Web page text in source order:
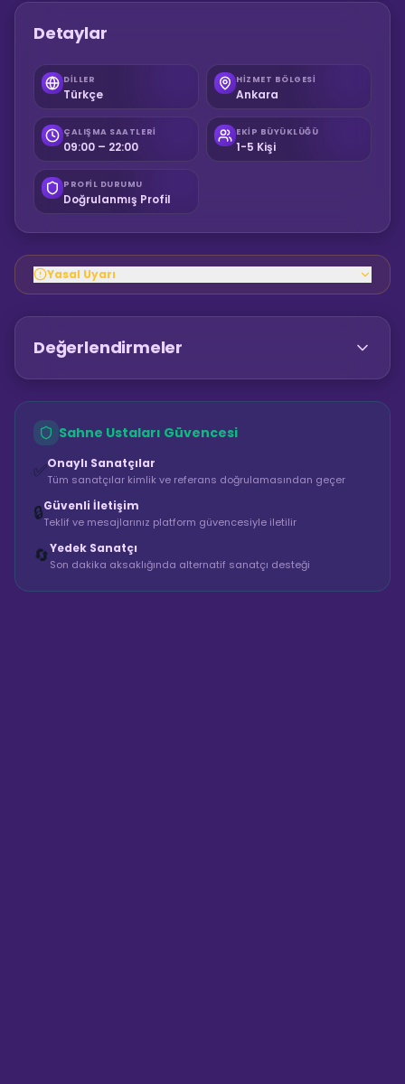
Detaylar
DILLER
Türkçe
HIZMET BÖLGESI
Ankara
ÇALIŞMA SAATLERI
09:00 – 22:00
EKIP BÜYÜKLÜĞÜ
1-5 Kişi
PROFIL DURUMU
Doğrulanmış Profil
Yasal Uyarı
Değerlendirmeler
Sahne Ustaları Güvencesi
✅Onaylı Sanatçılar
Tüm sanatçılar kimlik ve referans doğrulamasından geçer
🔒Güvenli İletişim
Teklif ve mesajlarınız platform güvencesiyle iletilir
🔄Yedek Sanatçı
Son dakika aksaklığında alternatif sanatçı desteği